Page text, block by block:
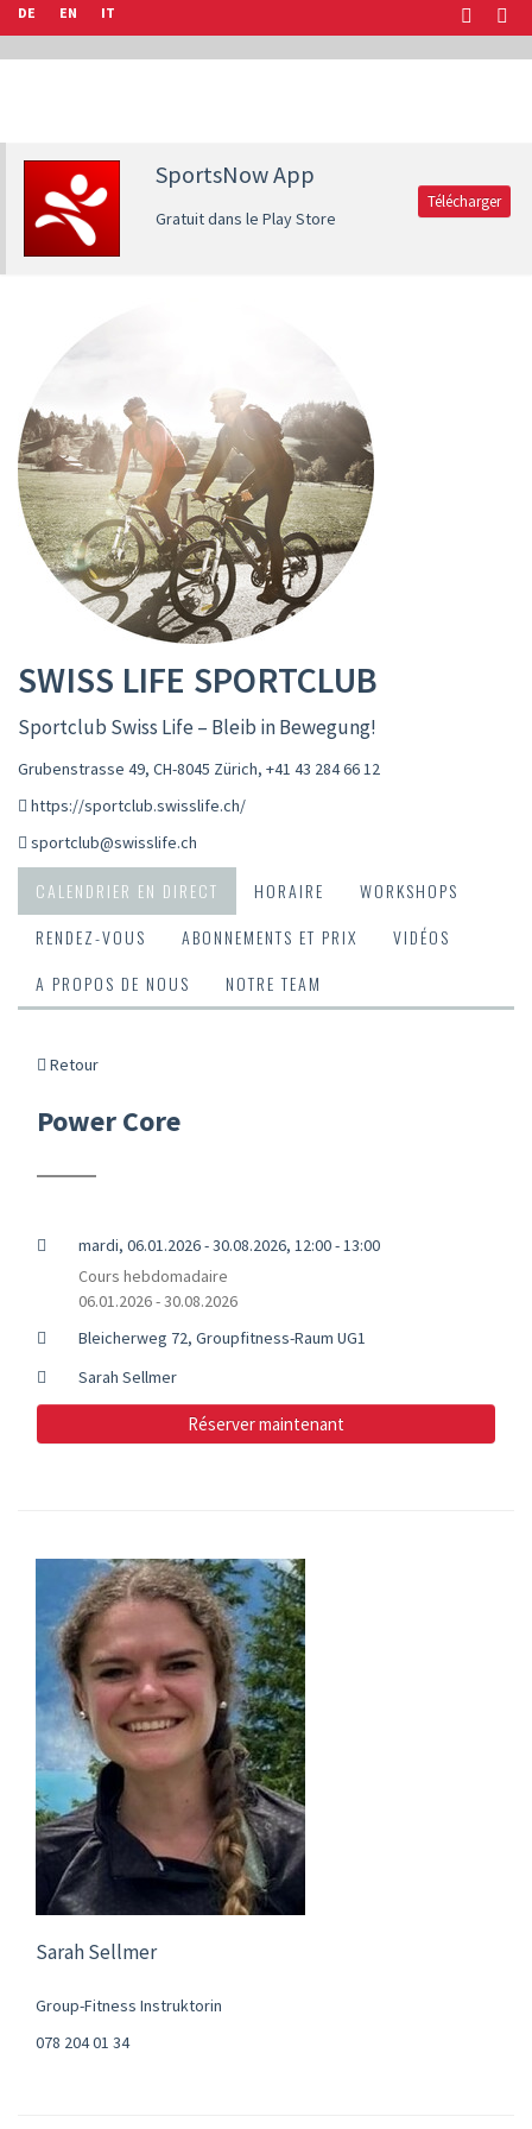
DE EN IT
SportsNow App
Gratuit dans le Play Store
Télécharger
SWISS LIFE SPORTCLUB
Sportclub Swiss Life – Bleib in Bewegung!
Grubenstrasse 49, CH-8045 Zürich, +41 43 284 66 12
https://sportclub.swisslife.ch/
sportclub@swisslife.ch
CALENDRIER EN DIRECT HORAIRE
WORKSHOPS
RENDEZ-VOUS
ABONNEMENTS ET PRIX
VIDÉOS
A PROPOS DE NOUS
NOTRE TEAM
Retour
Power Core
mardi, 06.01.2026 - 30.08.2026, 12:00 - 13:00
Cours hebdomadaire
06.01.2026 - 30.08.2026
Bleicherweg 72, Groupfitness-Raum UG1
Sarah Sellmer
Réserver maintenant
Sarah Sellmer
Group-Fitness Instruktorin
078 204 01 34